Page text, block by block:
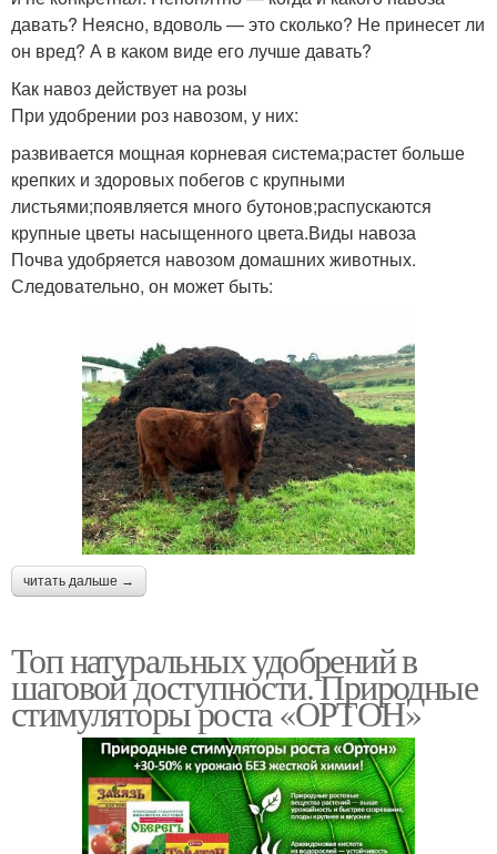
давать? Неясно, вдоволь — это сколько? Не принесет ли
он вред? А в каком виде его лучше давать?
Как навоз действует на розы
При удобрении роз навозом, у них:
развивается мощная корневая система;растет больше
крепких и здоровых побегов с крупными
листьями;появляется много бутонов;распускаются
крупные цветы насыщенного цвета.Виды навоза
Почва удобряется навозом домашних животных.
Следовательно, он может быть:
читать дальше →
Топ натуральных удобрений в
шаговой доступности. Природные
стимуляторы роста «ОРТОН»